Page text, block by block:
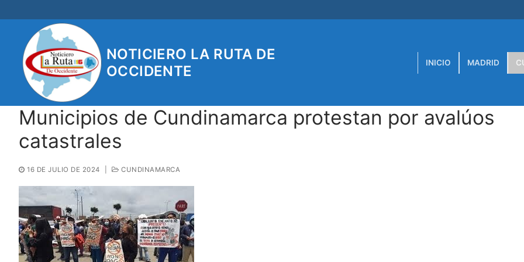
al
contenido
NOTICIERO LA RUTA DE
OCCIDENTE
INICIO MADRID
Municipios de Cundinamarca protestan por avalúos
catastrales
16 DE JULIO DE 2024 CUNDINAMARCA